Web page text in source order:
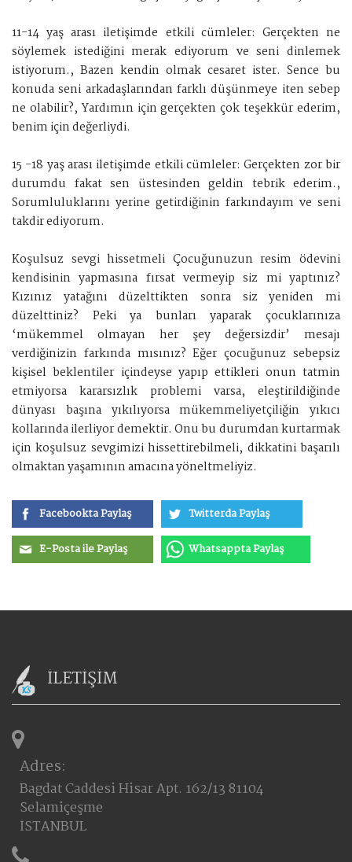
11-14 yaş arası iletişimde etkili cümleler: Gerçekten ne
söylemek istediğini merak ediyorum ve seni dinlemek
istiyorum., Bazen kendin olmak cesaret ister. Sence bu
konuda seni arkadaşlarından farklı düşünmeye iten sebep
ne olabilir?, Yardımın için gerçekten çok teşekkür ederim,
benim için değerliydi.
15 -18 yaş arası iletişimde etkili cümleler: Gerçekten zor bir
durumdu fakat sen üstesinden geldin tebrik ederim.,
Sorumluluklarını yerine getirdiğinin farkındayım ve seni
takdir ediyorum.
Koşulsuz sevgi hissetmeli Çocuğunuzun resim ödevini
kendisinin yapmasına fırsat vermeyip siz mi yaptınız?
Kızınız yatağını düzelttikten sonra siz yeniden mi
düzelttiniz? Peki ya bunları yaparak çocuklarınıza
‘mükemmel olmayan her şey değersizdir’ mesajı
verdiğinizin farkında mısınız? Eğer çocuğunuz sebepsiz
kişisel beklentiler içindeyse yapıp ettikleri onun tatmin
etmiyorsa kararsızlık problemi varsa, eleştirildiğinde
dünyası başına yıkılıyorsa mükemmeliyetçiliğin yıkıcı
kollarında ilerliyor demektir. Onu bu durumdan kurtarmak
için koşulsuz sevgimizi hissettirebilmeli, dikkatini başarılı
olmaktan yaşamının amacına yöneltmeliyiz.
Facebookta Paylaş Twitterda Paylaş
E-Posta ile Paylaş Whatsappta Paylaş
İLETİŞİM
Adres:
Bagdat Caddesi Hisar Apt. 162/13 81104
Selamiçeşme
İSTANBUL